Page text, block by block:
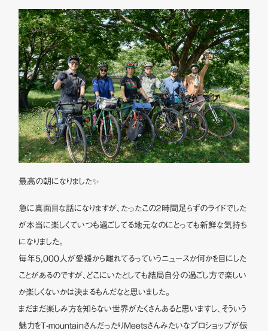
最高の朝になりました✨
急に真面目な話になりますが、たったこの２時間足らずのライドでした
が本当に楽しくていつも過ごしてる地元なのにとっても新鮮な気持ち
になりました。
毎年5,000人が愛媛から離れてるっていうニュースか何かを目にした
ことがあるのですが、どこにいたとしても結局自分の過ごし方で楽しい
か楽しくないかは決まるもんだなと思いました。
まだまだ楽しみ方を知らない世界がたくさんあると思いますし、そういう
魅力をT-mountainさんだったりMeetsさんみたいなプロショップが伝